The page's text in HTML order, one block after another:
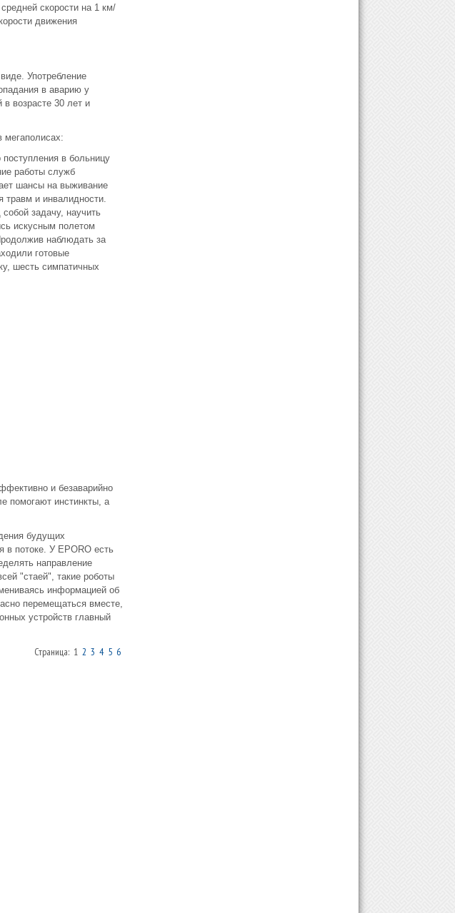
скорости на 1 км/
движения
Употребление
в аварию у
возрасте 30 лет и
в больницу
работы служб
шансы на выживание
травм и инвалидности.
задачу, научить
искусным полетом
наблюдать за
готовые
шесть симпатичных
и безаварийно
помогают инстинкты, а
будущих
в потоке. У EPORO есть
направление
"стаей", такие роботы
информацией об
перемещаться вместе,
устройств главный
Страница: 1 2 3 4 5 6